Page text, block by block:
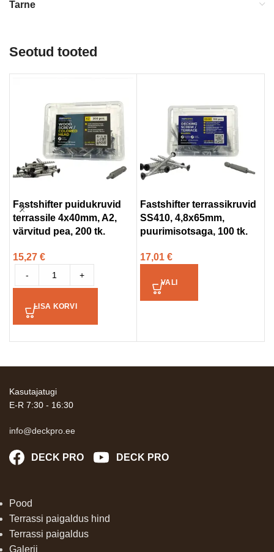
Tarne
Seotud tooted
Fastshifter puidukruvid
terrassile 4x40mm, A2,
värvitud pea, 200 tk.
15,27 €
- +
LISA KORVI
Fastshifter terrassikruvid
SS410, 4,8x65mm,
puurimisotsaga, 100 tk.
17,01 €
VALI
Kasutajatugi
E-R 7:30 - 16:30
info@deckpro.ee
DECK PRO DECK PRO
Pood
Terrassi paigaldus hind
Terrassi paigaldus
Galerii